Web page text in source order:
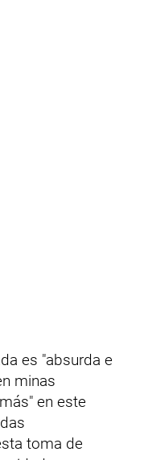
es "absurda e
minas
en este
toma de